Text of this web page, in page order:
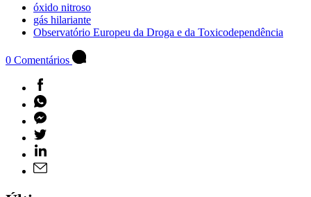
óxido nitroso
gás hilariante
Observatório Europeu da Droga e da Toxicodependência
0 Comentários